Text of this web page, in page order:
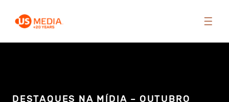
DESTAQUES NA MÍDIA – OUTUBRO